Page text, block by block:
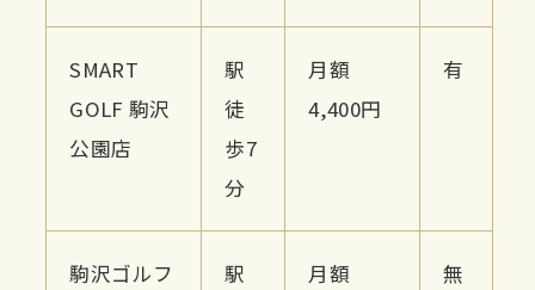
SMART
GOLF 駒沢
公園店
駅
徒
歩7
分
月額
4,400円
有
駒沢ゴルフ
駅
月額
無